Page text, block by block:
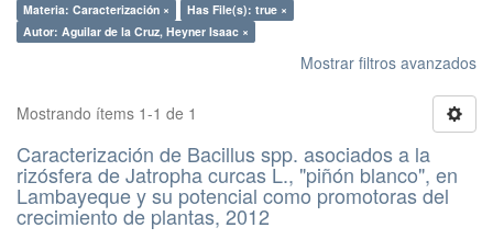
Materia: Caracterización ×
Has File(s): true ×
Autor: Aguilar de la Cruz, Heyner Isaac ×
Mostrar filtros avanzados
Mostrando ítems 1-1 de 1
Caracterización de Bacillus spp. asociados a la
rizósfera de Jatropha curcas L., "piñón blanco", en
Lambayeque y su potencial como promotoras del
crecimiento de plantas, 2012